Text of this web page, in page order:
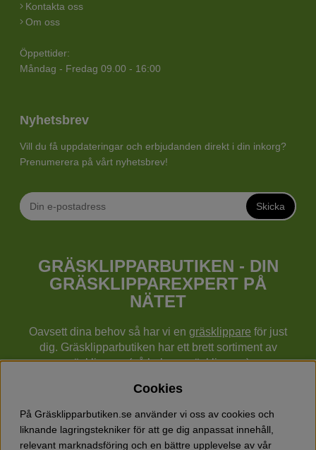
Kontakta oss
Om oss
Öppettider:
Måndag - Fredag 09.00 - 16:00
Nyhetsbrev
Vill du få uppdateringar och erbjudanden direkt i din inkorg?
Prenumerera på vårt nyhetsbrev!
Skicka
GRÄSKLIPPARBUTIKEN - DIN
GRÄSKLIPPAREXPERT PÅ
NÄTET
Oavsett dina behov så har vi en gräsklippare för just
dig. Gräsklipparbutiken har ett brett sortiment av
gräsklippare (gå bakom gräsklippare),
cylindergräsklippare, traktorer mm från Husqvarna,
Klippo och Gardena.
Utöver gräsklippare finns också ett brett sortiment hos
Gräsklipparbutiken med skog & trädgårdsprodukter så
Cookies
På Gräsklipparbutiken.se använder vi oss av cookies och
liknande lagringstekniker för att ge dig anpassat innehåll,
relevant marknadsföring och en bättre upplevelse av vår